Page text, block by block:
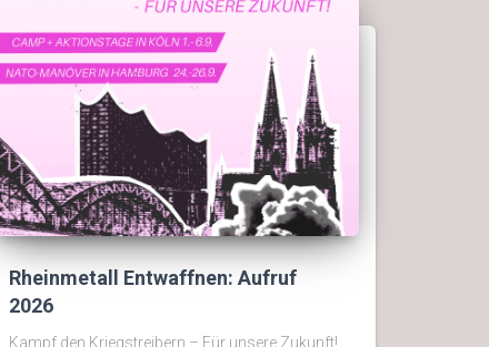
Rheinmetall Entwaffnen: Aufruf
2026
Kampf den Kriegstreibern – Für unsere Zukunft!